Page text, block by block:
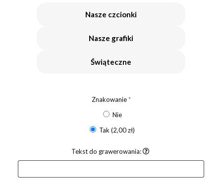
Nasze czcionki
Nasze grafiki
Świąteczne
Znakowanie*
Nie
Tak(2,00 zł)
Tekst do grawerowania: